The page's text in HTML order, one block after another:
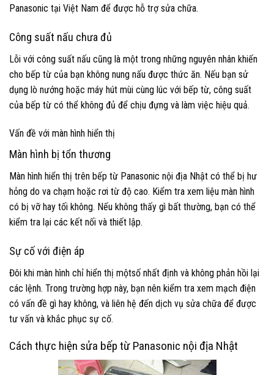
Panasonic tại Việt Nam để được hỗ trợ sửa chữa.
Công suất nấu chưa đủ
Lỗi với công suất nấu cũng là một trong những nguyên nhân khiến
cho bếp từ của bạn không nung nấu được thức ăn. Nếu bạn sử
dụng lò nướng hoặc máy hút mùi cùng lúc với bếp từ, công suất
của bếp từ có thể không đủ để chịu đựng và làm việc hiệu quả.
Vấn đề với màn hình hiển thị
Màn hình bị tổn thương
Màn hình hiển thị trên bếp từ Panasonic nội địa Nhật có thể bị hư
hỏng do va chạm hoặc rơi từ độ cao. Kiểm tra xem liệu màn hình
có bị vỡ hay tối không. Nếu không thấy gì bất thường, bạn có thể
kiểm tra lại các kết nối và thiết lập.
Sự cố với điện áp
Đôi khi màn hình chỉ hiển thị mộtsố nhất định và không phản hồi lại
các lệnh. Trong trường hợp này, bạn nên kiểm tra xem mạch điện
có vấn đề gì hay không, và liên hệ đến dịch vụ sửa chữa để được
tư vấn và khắc phục sự cố.
Cách thực hiện sửa bếp từ Panasonic nội địa Nhật